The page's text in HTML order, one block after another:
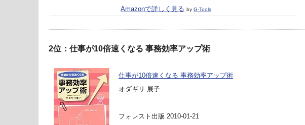
Amazonで詳しく見る by G-Tools
2位：仕事が10倍速くなる 事務効率アップ術
仕事が10倍速くなる 事務効率アップ術
オダギリ 展子
フォレスト出版 2010-01-21